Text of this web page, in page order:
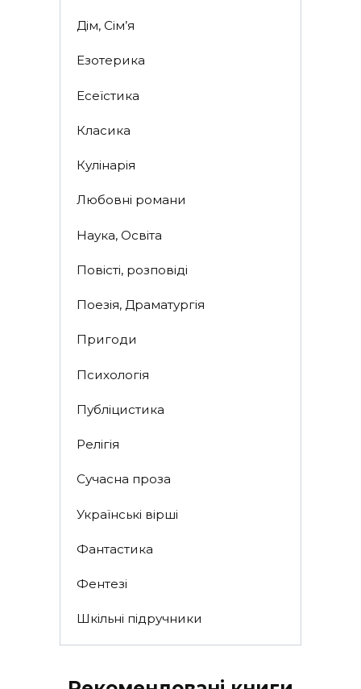
Дім, Сім’я
Езотерика
Есеїстика
Класика
Кулінарія
Любовні романи
Наука, Освіта
Повісті, розповіді
Поезія, Драматургія
Пригоди
Психологія
Публіцистика
Релігія
Сучасна проза
Українські вірші
Фантастика
Фентезі
Шкільні підручники